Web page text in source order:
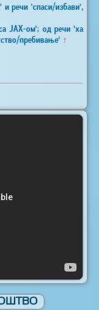
речи 'спаси/избави',
ЈАХ-ом'; од речи 'ха
пребивање' ↑